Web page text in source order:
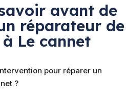
savoir avant de
réparateur de
Le cannet
pour réparer un
?